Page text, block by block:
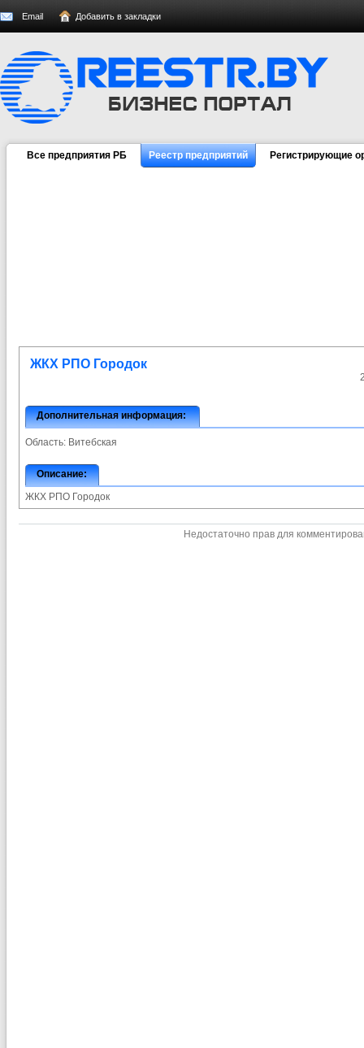
Email Добавить в закладки
Все предприятия РБ Реестр предприятий Регистрирующие
ЖКХ РПО Городок
Дополнительная информация:
Область: Витебская
Описание:
ЖКХ РПО Городок
Недостаточно прав для